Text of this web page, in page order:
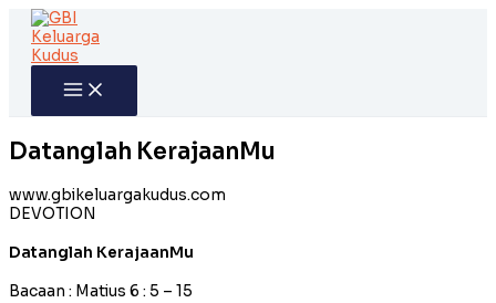
Skip
content
Datanglah KerajaanMu
www.gbikeluargakudus.com
DEVOTION
Datanglah KerajaanMu
Bacaan : Matius 6 : 5 – 15